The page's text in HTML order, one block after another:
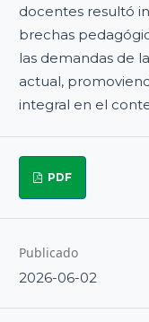
docentes resultó
brechas
las demandas de
actual,
integral en el
PDF
Publicado
2026-06-02